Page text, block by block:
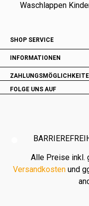
Waschlappen
SHOP SERVICE
INFORMATIONEN
FOLGE UNS AUF
Alle Preise inkl.
Versandkostenund